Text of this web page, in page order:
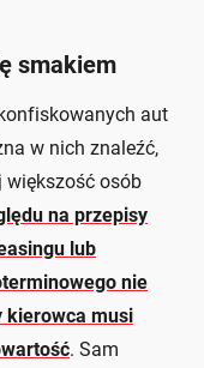
smakiem
aut
w nich znaleźć,
większość osób
na przepisy
lub
nie
kierowca musi
. Sam